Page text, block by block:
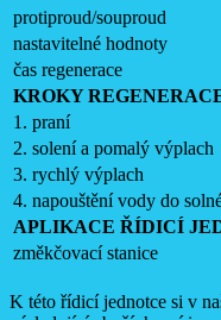
protiproud/souproud
nastavitelné hodnoty
čas regenerace
KROKY
1. praní
2. solení a pomalý výplach
3. rychlý výplach
4. napouštění vody do
APLIKACE ŘÍDICÍ
změkčovací stanice
K této řídicí jednotce si v